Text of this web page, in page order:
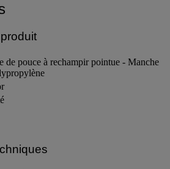
de pouce à rechampir pointue - Manche